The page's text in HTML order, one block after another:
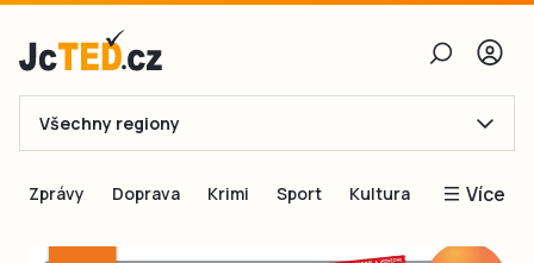
E-mail
Všechny regiony
Zprávy Doprava Krimi Sport Kultura Více